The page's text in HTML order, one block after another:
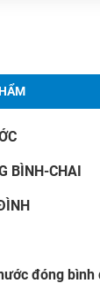
BÌNH-CHAI
đóng